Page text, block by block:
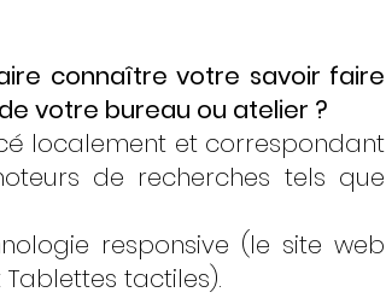
connaître votre savoir faire
votre bureau ou atelier ?
localement et correspondant
de recherches tels que
responsive (le site web
tactiles).